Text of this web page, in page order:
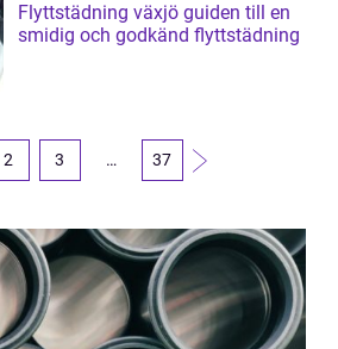
Flyttstädning växjö guiden till en
smidig och godkänd flyttstädning
2 3 … 37